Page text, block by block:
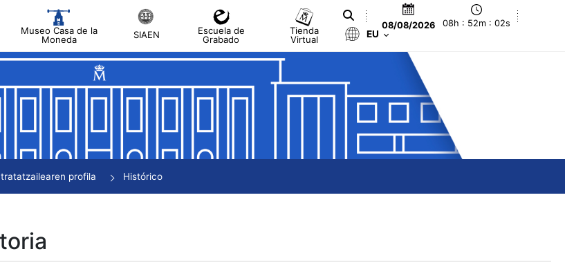
Museo Casa de la
Moneda
SIAEN
Escuela de
Grabado
Tienda
Virtual
08/08/2026 08h : 52m : 02s
EU
profila Histórico